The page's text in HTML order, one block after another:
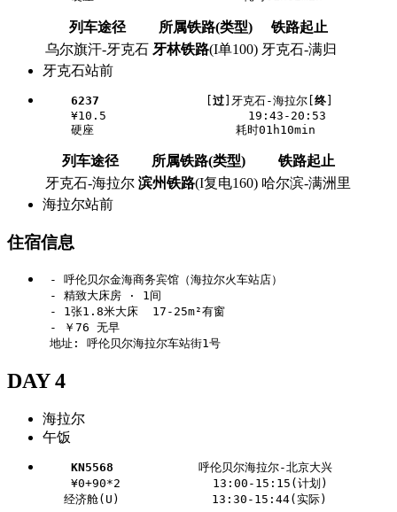
列车途径 所属铁路(类型)
铁路起止
乌尔旗汗-牙克石 牙林铁路(I单100) 牙克石-满归
牙克石站前
6237 过 ]牙克石-海拉尔[ 终
    ¥10.5                    19:43-20:53
列车途径 所属铁路(类型)
铁路起止
牙克石-海拉尔 滨州铁路(I复电160) 哈尔滨-满洲里
海拉尔站前
住宿信息
- 呼伦贝尔金海商务宾馆（海拉尔火车站店）
- 精致大床房 · 1间
- 1张1.8米大床  17-25m²有窗
- ￥76 无早
DAY 4
海拉尔
午饭
KN5568
            呼伦贝尔海拉尔-北京大兴
    ¥0+90*2             13:00-15:15(计划)